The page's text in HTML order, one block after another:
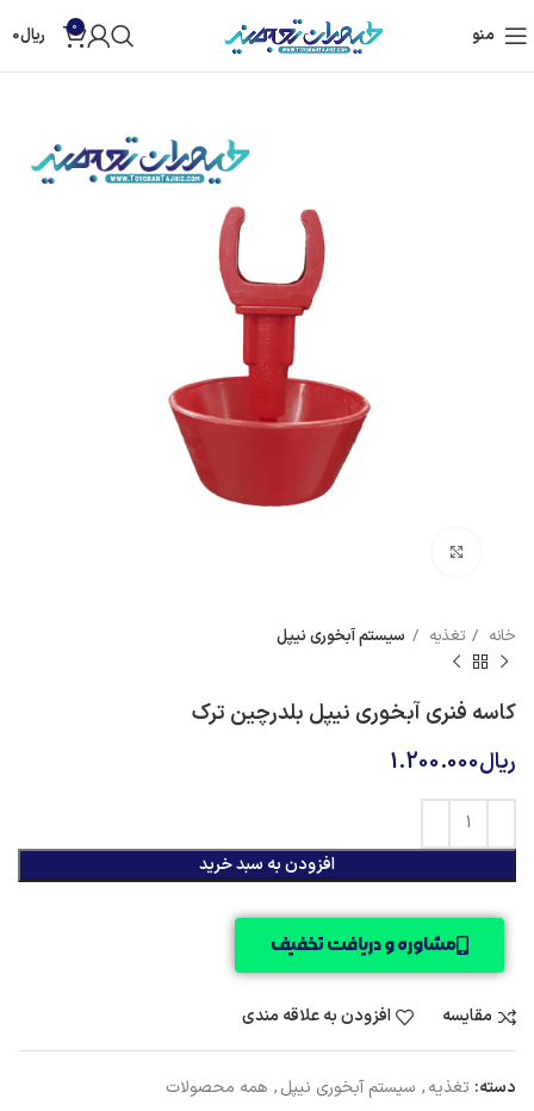
منو 0 ریال0
خانه تغذیه سیستم آبخوری نیپل
کاسه فنری آبخوری نیپل بلدرچین ترک
ریال1.200.000
افزودن به سبد خرید
مشاوره و دریافت تخفیف
مقایسه افزودن به علاقه مندی
دسته: تغذیه, سیستم آبخوری نیپل, همه محصولات